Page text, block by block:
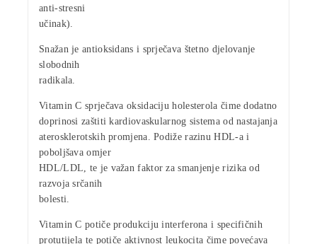
anti-stresni
učinak).
Snažan je antioksidans i sprječava štetno djelovanje
slobodnih
radikala.
Vitamin C sprječava oksidaciju holesterola čime dodatno
doprinosi zaštiti kardiovaskularnog sistema od nastajanja
aterosklerotskih promjena. Podiže razinu HDL-a i
poboljšava omjer
HDL/LDL, te je važan faktor za smanjenje rizika od
razvojasrčanih
bolesti.
Vitamin C potiče produkciju interferona i specifičnih
protutijela te potiče aktivnost leukocita čime povećava